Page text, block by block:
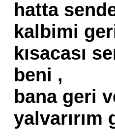
hatta
kalbimi
kısacası
beni ,
bana geri
yalvarırım